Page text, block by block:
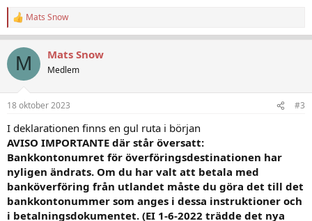
R
e
a
c
i
s
Mats Snow
M Mats Snow
Medlem
18 oktober 2023 #3
I deklarationen finns en gul ruta i början
AVISO IMPORTANTE där står översatt:
Bankkontonumret för överföringsdestinationen har
nyligen ändrats. Om du har valt att betala med
banköverföring från utlandet måste du göra det till det
bankkontonummer som anges i dessa instruktioner och
i betalningsdokumentet. (EI 1-6-2022 trädde det nya